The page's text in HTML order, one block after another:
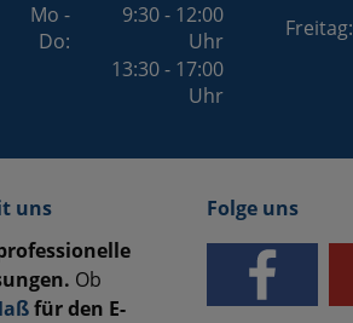
Mo -
Do:
9:30 - 12:00
Uhr
Freitag:
13:30 - 17:00
Uhr
uns
Ob
für den E-
Folge uns